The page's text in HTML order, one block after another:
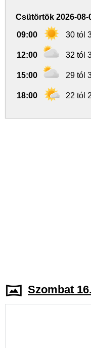
Csütörtök 2026-08-
09:00 30 tól
12:00 32 tól
15:00 29 tól
18:00 22 tól
Szombat